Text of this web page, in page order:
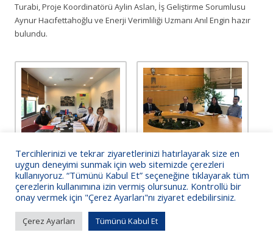
Turabi, Proje Koordinatörü Aylin Aslan, İş Geliştirme Sorumlusu
Aynur Hacıfettahoğlu ve Enerji Verimliliği Uzmanı Anıl Engin hazır
bulundu.
KSO Bilgi İşlem
Tercihlerinizi ve tekrar ziyaretlerinizi hatırlayarak size en
uygun deneyimi sunmak için web sitemizde çerezleri
kullanıyoruz. “Tümünü Kabul Et” seçeneğine tıklayarak tüm
çerezlerin kullanımına izin vermiş olursunuz. Kontrollü bir
onay vermek için "Çerez Ayarları"nı ziyaret edebilirsiniz.
Çerez Ayarları Tümünü Kabul Et